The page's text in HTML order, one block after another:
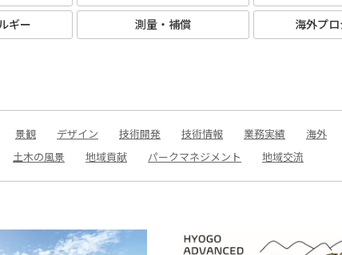
ギー 測量・補償 海外プ
景観 デザイン 技術開発 技術情報 業務実績
海外
土木の風景 地域貢献 パークマネジメント 地域交流